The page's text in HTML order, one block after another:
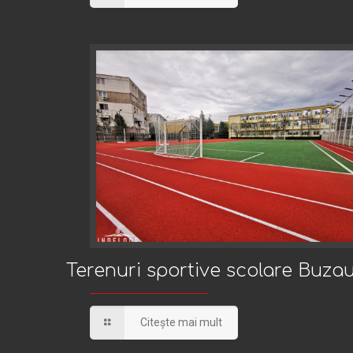
Terenuri sportive scolare Buzau
Terenuri sportive scolare
Citește mai mult